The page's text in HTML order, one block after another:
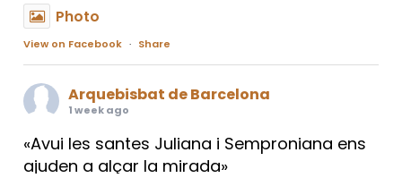
Photo
View on Facebook · Share
Arquebisbat de Barcelona
1 week ago
«Avui les santes Juliana i Semproniana ens
ajuden a alçar la mirada»